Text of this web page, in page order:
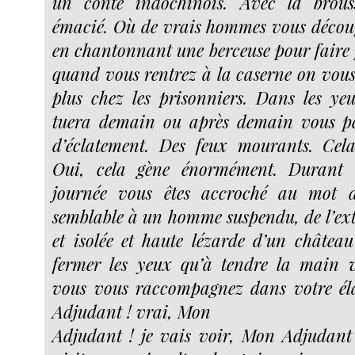
émacié. Où de vrais hommes vous
en chantonnant une berceuse pour
quand vous rentrez à la caserne on
plus chez les prisonniers. Dans les
tuera demain ou après demain vous
d’éclatement. Des feux mourants.
Oui, cela gène énormément.
journée vous êtes accroché au mot
semblable à un homme suspendu, de
et isolée et haute lézarde d’un
fermer les yeux qu’à tendre la main
vous vous raccompagnez dans votre
Adjudant ! vrai, Mon
Adjudant ! je vais voir, Mon Adjudant